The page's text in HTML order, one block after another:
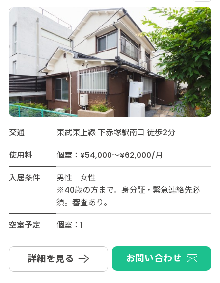
交通
東武東上線 下赤塚駅南口 徒歩2分
使用料
個室：¥54,000～¥62,000/月
入居条件
男性 女性
※40歳の方まで。身分証・緊急連絡先必
須。審査あり。
空室予定
個室：1
詳細を見る お問い合わせ